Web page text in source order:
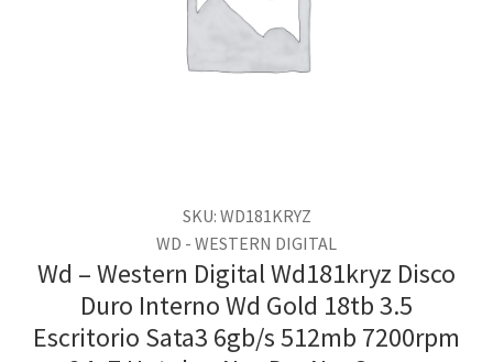
SKU: WD181KRYZ
WD - WESTERN DIGITAL
Wd – Western Digital Wd181kryz Disco
Duro Interno Wd Gold 18tb 3.5
Escritorio Sata3 6gb/s 512mb 7200rpm